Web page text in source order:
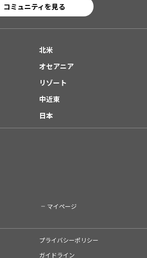
コミュニティを見る
北米
オセアニア
リゾート
中近東
日本
マイページ
プライバシーポリシー
ガイドライン